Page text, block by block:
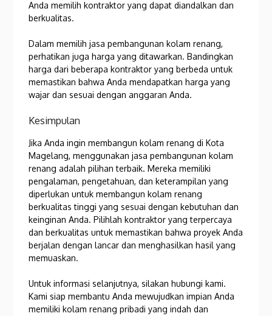
Anda memilih kontraktor yang dapat diandalkan dan
berkualitas.
Dalam memilih jasa pembangunan kolam renang,
perhatikan juga harga yang ditawarkan. Bandingkan
harga dari beberapa kontraktor yang berbeda untuk
memastikan bahwa Anda mendapatkan harga yang
wajar dan sesuai dengan anggaran Anda.
Kesimpulan
Jika Anda ingin membangun kolam renang di Kota
Magelang, menggunakan jasa pembangunan kolam
renang adalah pilihan terbaik. Mereka memiliki
pengalaman, pengetahuan, dan keterampilan yang
diperlukan untuk membangun kolam renang
berkualitas tinggi yang sesuai dengan kebutuhan dan
keinginan Anda. Pilihlah kontraktor yang terpercaya
dan berkualitas untuk memastikan bahwa proyek Anda
berjalan dengan lancar dan menghasilkan hasil yang
memuaskan.
Untuk informasi selanjutnya, silakan hubungi kami.
Kami siap membantu Anda mewujudkan impian Anda
memiliki kolam renang pribadi yang indah dan